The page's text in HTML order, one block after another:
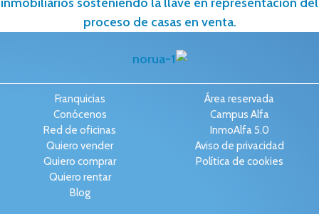
Franquicias
Conócenos
Red de oficinas
Quiero vender
Quiero comprar
Quiero rentar
Blog
Área reservada
Campus Alfa
InmoAlfa 5.0
Aviso de privacidad
Política de cookies